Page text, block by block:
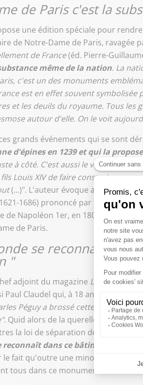
de Paris c'est la
une édition spéciale pour
de Notre-Dame de Paris, ravagée
de France(éd. Pierre-
même de la nation. La
c'est un des monuments
est en effet souvent
et les deuils du royaume. Tous les
autour d'elle. On le voit
grands événements qui se sont
d'épines en 1239 et qui la
à côté. C'est aussi le voeux de
Louis XIV de faire construire ce
(...)". L'auteur évoque aussi
1686) prononcé par Bossuet en
de Napoléon 1er, en 1804 et enfin
de Paris.
se reconnaît
"
adjoint du magazine Lincorrect
Paul Claudel qui, à 18 ans, s'est
Péguy a brossé cette magnifique
Quid alors de la querelle entre ceux
la loi de séparation de l'Église et de
reconnaît dans ce bâtiment
fait qu'outre une minorité et
tous dans ce monument.